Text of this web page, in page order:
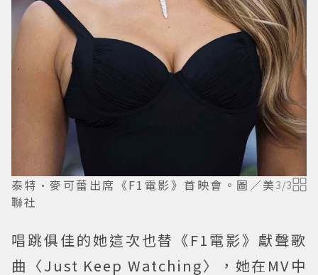
泰特·麥可蕾出席《F1電影》首映會。圖／美
聯社
3/3
唱跳俱佳的她這次也替《F1電影》獻聲歌
曲〈Just Keep Watching〉，她在MV中